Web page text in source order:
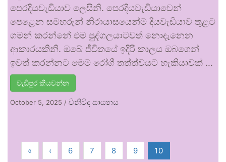
පෙරදියවැඩියාව ලෙසිනි. පෙරදියවැඩියාවෙන්
පෙළෙන සමහරුන් නිරායාසයෙන්ම දියවැඩියාව තුළට
ගමන් කරන්නේ එම පුද්ගලයාටවත් නොදැනෙන
ආකාරයකිනි. ඔබේ ජීවිතයේ ඉදිරි කාලය ඔබගෙන්
ඉවත් කරන්නට මෙම රෝගී තත්ත්වයට හැකියාවක් …
වැඩිපුර කියවන්න
October 5, 2025 / විනිවිද සායනය
« ‹ 6 7 8 9 10